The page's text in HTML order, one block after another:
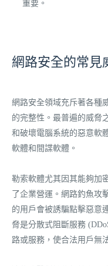
重要。
網路安全的常見
網路安全領域充斥著各種
的完整性。最普遍的威脅
和破壞電腦系統的惡意軟
軟體和間諜軟體。
勒索軟體尤其因其能夠加
了企業營運。網路釣魚攻
的用戶會被誘騙點擊惡意
脅是分散式阻斷服務
路或服務，使合法用戶無